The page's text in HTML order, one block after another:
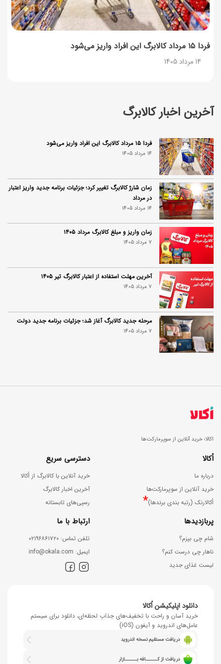
آخرین اخبار کالابرگ
فردا ۱۵ مرداد کالابرگ این افراد واریز می‌شود
14 مرداد 1405
زمان شارژ کالابرگ تغییر کرد؛ جزئیات برنامه جدید واریز اعتبار
در مرداد
14 مرداد 1405
زمان واریز و مبلغ کالابرگ مرداد ۱۴۰۵
7 مرداد 1405
آخرین مهلت استفاده از اعتبار کالابرگ تیر ۱۴۰۵
7 مرداد 1405
مرحله جدید کالابرگ آغاز شد؛ جزئیات برنامه جدید دولت
7 مرداد 1405
فردا ۱۵ مرداد کالابرگ این افراد واریز می‌شود
14 مرداد 1405
اکالا؛ خرید آنلاین از سوپرمارکت‌ها
اُکالا
درباره ما
خرید آنلاین از سوپرمارکت‌ها
اُکالارنک (رتبه بندی برندها)*
دسترسی سریع
خرید آنلاین با کالابرگ از اُکالا
آخرین اخبار کالابرگ
رسپی‌های تابستانه
پربازدیدها
شام چی بپزم؟
ناهار چی درست کنم؟
لیست غذای جدید
ارتباط با ما
ﺗﻠﻔﻦ ﺗﻤﺎس: ۰۲۱۹۶۸۶۱۷۲۰
اﯾﻤﯿﻞ: info@okala.com
دانلود اپلیکیشن اُکالا
خرید آسان و راحت با تخفیف‌های جذابِ لحظه‌ای، دانلود برای سیستم
عامل‌های اندروید و آیفون (iOS)
دریافت مستقیم نسخه اندروید
دریافت از کــــــافه بــــــازار